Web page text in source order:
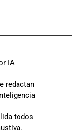
IA
redactan
todos